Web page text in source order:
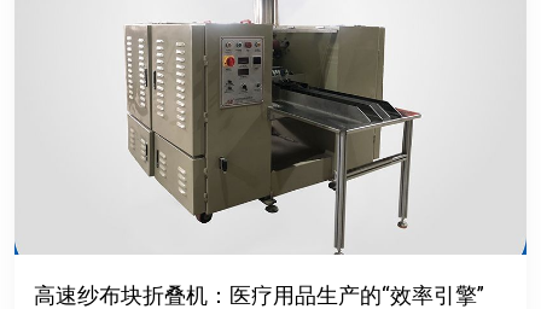
高速纱布块折叠机：医疗用品生产的“效率引擎”